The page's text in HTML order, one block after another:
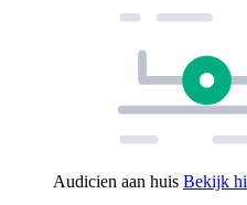
Audicien aan huis Bekijk